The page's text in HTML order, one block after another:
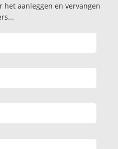
het aanleggen en vervangen